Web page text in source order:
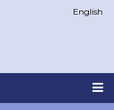
English